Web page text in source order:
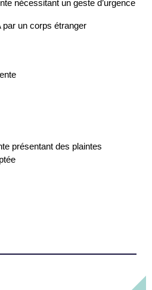
nécessitant un geste d’urgence
un corps étranger
présentant des plaintes